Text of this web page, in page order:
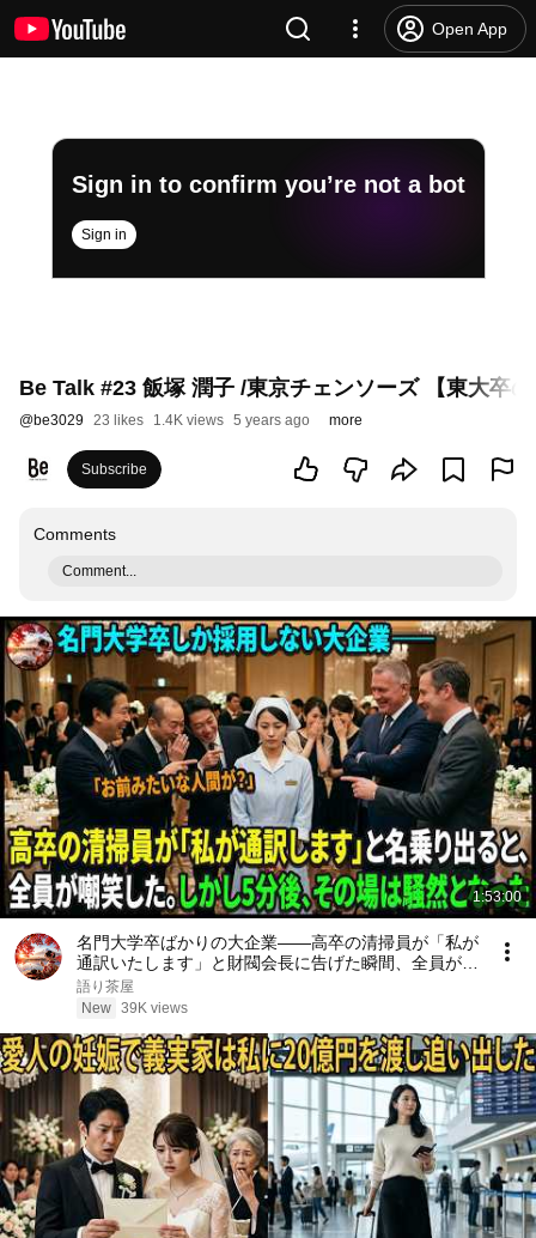
Open App
Sign in to confirm you’re not a bot
Sign in
Be Talk #23 飯塚 潤子 /東京チェンソーズ 【東大卒
@be3029 23 likes 1.4K views 5 years ago more
Subscribe
Comments
Comment...
1:53:00
名門大学卒ばかりの大企業――高卒の清掃員が「私が
通訳いたします」と財閥会長に告げた瞬間、全員が嘲
笑した。しかし5分後、その場は静まり返った。#動
エピソード#老後の物語 #家族の物語
語り茶屋
New 39K views